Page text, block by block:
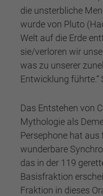
die unsterbliche
wurde von Pluto
Welt auf die Erde
sie/verloren wir
was zu unserer
Entwicklung führte.“
Das Entstehen von
Mythologie als
Persephone hat
wunderbare
das in der 119
Basisfraktion
Fraktion in dieses